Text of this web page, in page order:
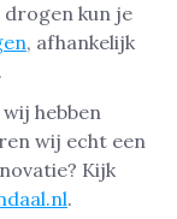
drogen kun je
, afhankelijk
hebben
wij echt een
Kijk
.